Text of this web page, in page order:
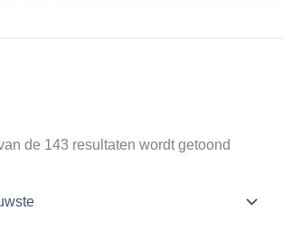
de 143 resultaten wordt getoond